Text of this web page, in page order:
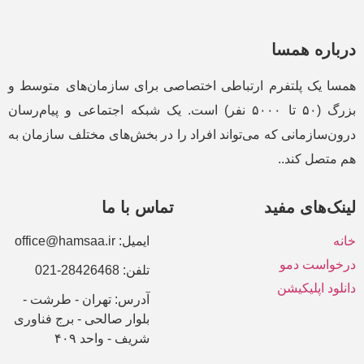
درباره همسا
همسا یک پلتفرم ارتباطی اختصاصی برای سازمان‌های متوسط و
بزرگ (۵۰ تا ۵۰۰۰ نفر) است. یک شبکه اجتماعی و پیام‌رسان
درون‌سازمانی که می‌تواند افراد را در بخش‌های مختلف سازمان به
هم متصل کند..
لینک‌های مفید
خانه
درخواست دمو
دانلود اپلیکیشن
تماس با ما
ایمیل: office@hamsaa.ir
تلفن: 28426468-021
آدرس: تهران - طرشت -
بلوار صالحی - برج فناوری
شریف - واحد ۴۰۹